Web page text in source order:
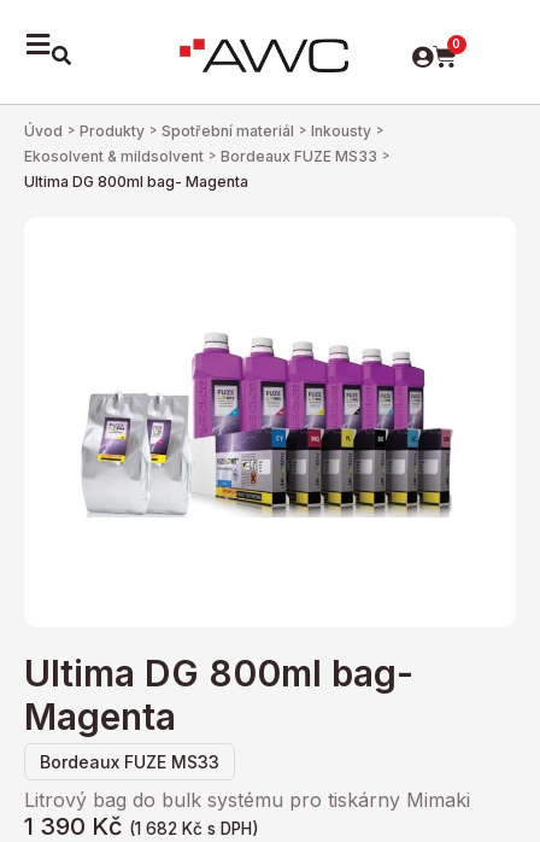
0
Úvod > Produkty > Spotřební materiál > Inkousty >
Ekosolvent & mildsolvent > Bordeaux FUZE MS33 >
Ultima DG 800ml bag- Magenta
Bordeaux FUZE MS33
Ultima DG 800ml bag-
Magenta
Litrový bag do bulk systému pro tiskárny Mimaki
1 390 Kč (1 682 Kč s DPH)